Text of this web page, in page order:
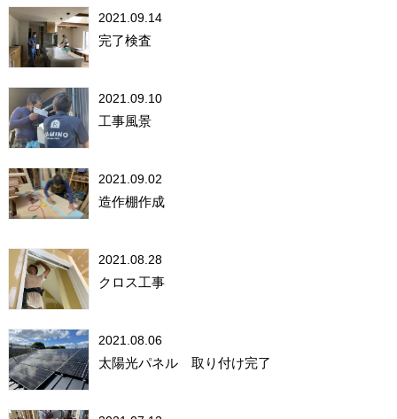
2021.09.14
完了検査
2021.09.10
工事風景
2021.09.02
造作棚作成
2021.08.28
クロス工事
2021.08.06
太陽光パネル 取り付け完了